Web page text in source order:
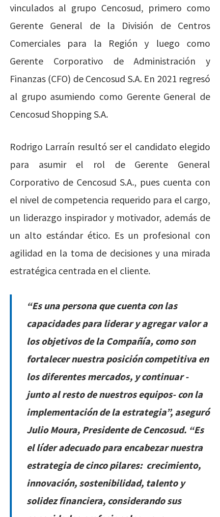
vinculados al grupo Cencosud, primero como
Gerente General de la División de Centros
Comerciales para la Región y luego como
Gerente Corporativo de Administración y
Finanzas (CFO) de Cencosud S.A. En 2021 regresó
al grupo asumiendo como Gerente General de
Cencosud Shopping S.A.
Rodrigo Larraín resultó ser el candidato elegido
para asumir el rol de Gerente General
Corporativo de Cencosud S.A., pues cuenta con
el nivel de competencia requerido para el cargo,
un liderazgo inspirador y motivador, además de
un alto estándar ético. Es un profesional con
agilidad en la toma de decisiones y una mirada
estratégica centrada en el cliente.
“Es una persona que cuenta con las
capacidades para liderar y agregar valor a
los objetivos de la Compañía, como son
fortalecer nuestra posición competitiva en
los diferentes mercados, y continuar -
junto al resto de nuestros equipos- con la
implementación de la estrategia”, aseguró
Julio Moura, Presidente de Cencosud. “Es
el líder adecuado para encabezar nuestra
estrategia de cinco pilares: crecimiento,
innovación, sostenibilidad, talento y
solidez financiera, considerando sus